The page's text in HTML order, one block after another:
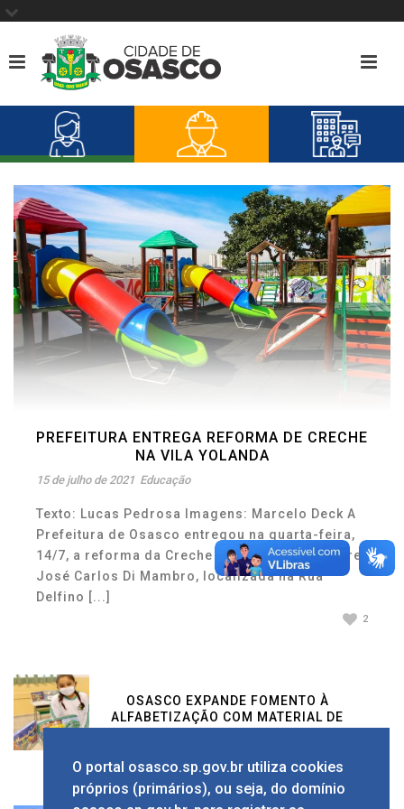
PREFEITURA ENTREGA REFORMA DE CRECHE
NA VILA YOLANDA
15 de julho de 2021 Educação
Texto: Lucas Pedrosa Imagens: Marcelo Deck A
Prefeitura de Osasco entregou na quarta-feira,
14/7, a reforma da Creche Lar da Infância Padre
José Carlos Di Mambro, localizada na Rua
Delfino [...]
2
OSASCO EXPANDE FOMENTO À
ALFABETIZAÇÃO COM MATERIAL DE
7 de junho de 2021 Educação
O portal osasco.sp.gov.br utiliza cookies
próprios (primários), ou seja, do domínio